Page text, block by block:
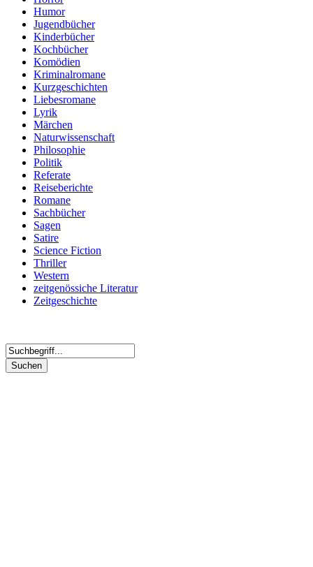
Humor
Jugendbücher
Kinderbücher
Kochbücher
Komödien
Kriminalromane
Kurzgeschichten
Liebesromane
Lyrik
Märchen
Naturwissenschaft
Philosophie
Politik
Referate
Reiseberichte
Romane
Sachbücher
Sagen
Satire
Science Fiction
Thriller
Western
zeitgenössiche Literatur
Zeitgeschichte